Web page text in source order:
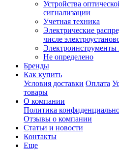
Устройства
сигнализации
Учетная техника
Электрические
числе
Электроинструменты
Не определено
Бренды
Как купить
Условия доставки Оплата
товары
О компании
Политика
Отзывы о компании
Статьи и новости
Контакты
Еще